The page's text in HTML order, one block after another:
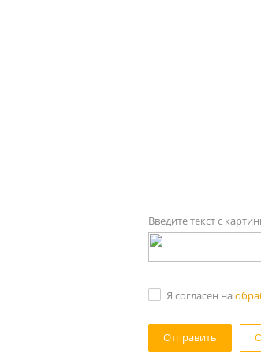
Введите текст с
Я согласен на